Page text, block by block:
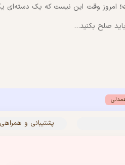
امروز وقت این نیست که یک دسته‌ای
صلح بکنید…
پشتیبانی و